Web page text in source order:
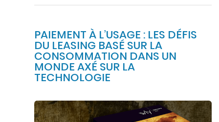
PAIEMENT À L’USAGE : LES DÉFIS
DU LEASING BASÉ SUR LA
CONSOMMATION DANS UN
MONDE AXÉ SUR LA
TECHNOLOGIE